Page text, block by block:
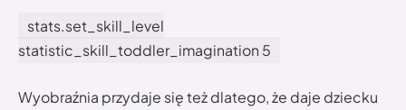
stats.set_skill_level
statistic_skill_toddler_imagination 5
Wyobraźnia przydaje się też dlatego, że daje dziecku